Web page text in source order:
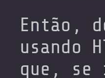
Então,
usando
que, se